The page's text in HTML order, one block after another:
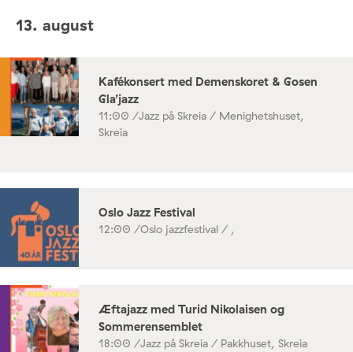
13. august
Kafékonsert med Demenskoret & Gosen
Gla’jazz
11:00 /Jazz på Skreia / Menighetshuset,
Skreia
Oslo Jazz Festival
12:00 /Oslo jazzfestival / ,
Æftajazz med Turid Nikolaisen og
Sommerensemblet
18:00 /Jazz på Skreia / Pakkhuset, Skreia